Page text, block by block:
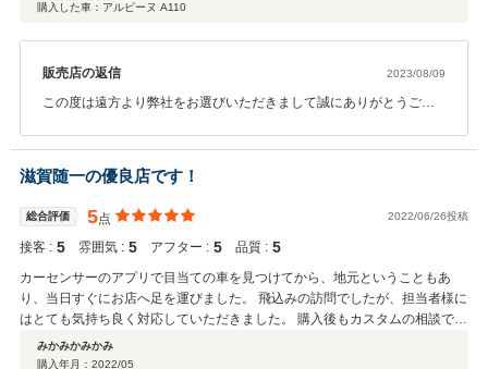
購入した車：アルピーヌ A110
販売店の返信 2023/08/09
この度は遠方より弊社をお選びいただきまして誠にありがとうござ
んでしましまい、お帰りが遅くなられたのではないでしょうか？ ま
たお近くに来られる機会がありましたら、お気軽に遊びにいらして
ください。 今後ともよろしくお願い致します。
滋賀随一の優良店です！
総合評価 5点 2022/06/26投稿
接客 : 5 雰囲気 : 5 アフター : 5 品質 : 5
カーセンサーのアプリで目当ての車を見つけてから、地元ということもあ
り、当日すぐにお店へ足を運びました。 飛込みの訪問でしたが、担当者様に
はとても気持ち良く対応していただきました。 購入後もカスタムの相談でフ
ラッと遊びに寄せていただいたりと、雰囲気は良く、何度でもお世話になり
みかみかみかみ
購入年月： 2022/05